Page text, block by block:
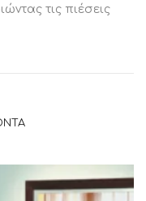
τις πιέσεις